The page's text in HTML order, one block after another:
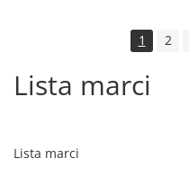
1 2
Lista marci
Lista marci